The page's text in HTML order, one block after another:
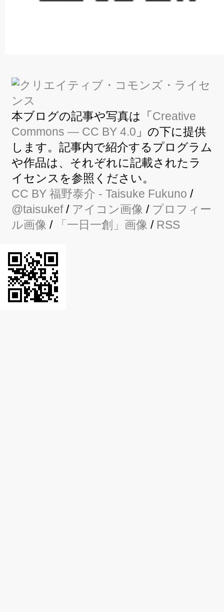
本ブログの記事や写真は「 Creative
Commons — CC BY 4.0 」の下に提供
します。記事内で紹介するプログラム
や作品は、それぞれに記載されたラ
イセンスを参照ください。
CC BY 福野泰介 - Taisuke Fukuno /
@taisukef/ アイコン画像 / プロフィー
ル画像 / 「一日一創」画像 / RSS